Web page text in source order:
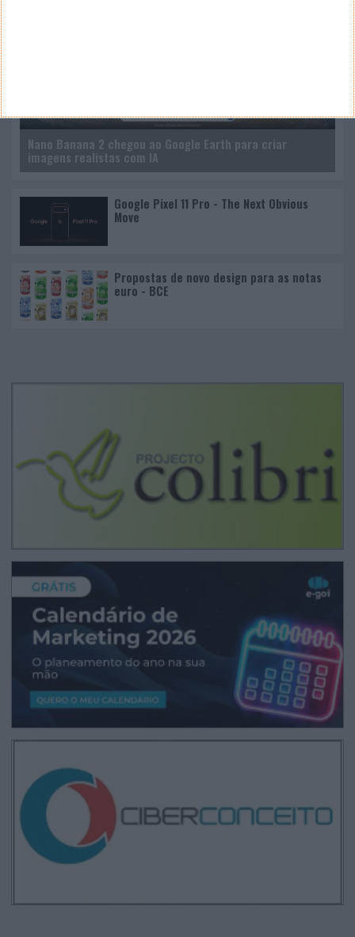
Nano Banana 2 chegou ao Google Earth para criar
imagens realistas com IA
Google Pixel 11 Pro - The Next Obvious
Move
Propostas de novo design para as notas
euro - BCE